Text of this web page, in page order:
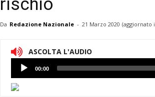
rischio
Da Redazione Nazionale - 21 Marzo 2020 (aggiornato
ASCOLTA L'AUDIO
Lettore
Audio
00:00